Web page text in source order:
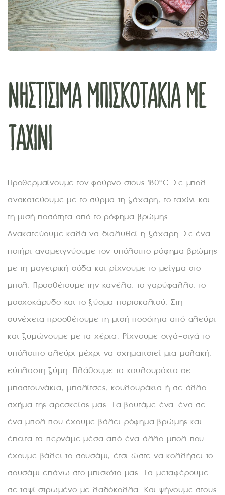
ΝΗΣΤΊΣΙΜΑ ΜΠΙΣΚΟΤΆΚΙΑ ΜΕ
ΤΑΧΊΝΙ
Προθερμαίνουμε τον φούρνο στους 180°C. Σε μπολ
ανακατεύουμε με το σύρμα τη ζάχαρη, το ταχίνι και
τη μισή ποσότητα από το ρόφημα βρώμης.
Ανακατεύουμε καλά να διαλυθεί η ζάχαρη. Σε ένα
ποτήρι αναμειγνύουμε τον υπόλοιπο ρόφημα βρώμης
με τη μαγειρική σόδα και ρίχνουμε το μείγμα στο
μπολ. Προσθέτουμε την κανέλα, το γαρύφαλλο, το
μοσχοκάρυδο και το ξύσμα πορτοκαλιού. Στη
συνέχεια προσθέτουμε τη μισή ποσότητα από αλεύρι
και ζυμώνουμε με τα χέρια. Ρίχνουμε σιγά-σιγά το
υπόλοιπο αλεύρι μέχρι να σχηματιστεί μια μαλακή,
εύπλαστη ζύμη. Πλάθουμε τα κουλουράκια σε
μπαστουνάκια, μπαλίτσες, κουλουράκια ή σε άλλο
σχήμα της αρεσκείας μας. Τα βουτάμε ένα-ένα σε
ένα μπολ που έχουμε βάλει ρόφημα βρώμης και
έπειτα τα περνάμε μέσα από ένα άλλο μπολ που
έχουμε βάλει το σουσάμι, έτσι ώστε να κολλήσει το
σουσάμι επάνω στο μπισκότο μας. Τα μεταφέρουμε
σε ταψί στρωμένο με λαδόκολλα. Και ψήνουμε στους